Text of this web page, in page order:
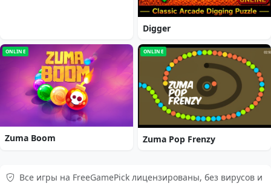
Digger
ONLINE
Zuma Boom
ONLINE
Zuma Pop Frenzy
Все игры на FreeGamePick лицензированы, без вирусов и